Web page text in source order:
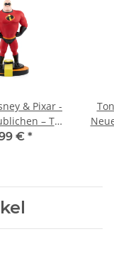
& Pixar -
– The
€ *